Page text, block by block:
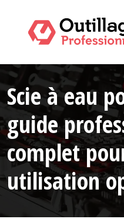
Scie à eau
guide
complet
utilisation